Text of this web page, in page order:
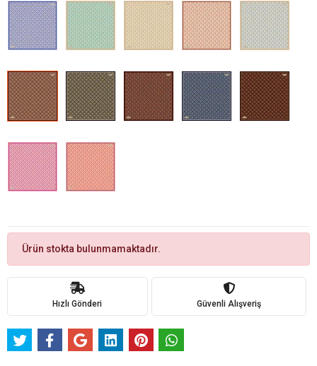
Ürün stokta bulunmamaktadır.
Hızlı Gönderi Güvenli Alışveriş